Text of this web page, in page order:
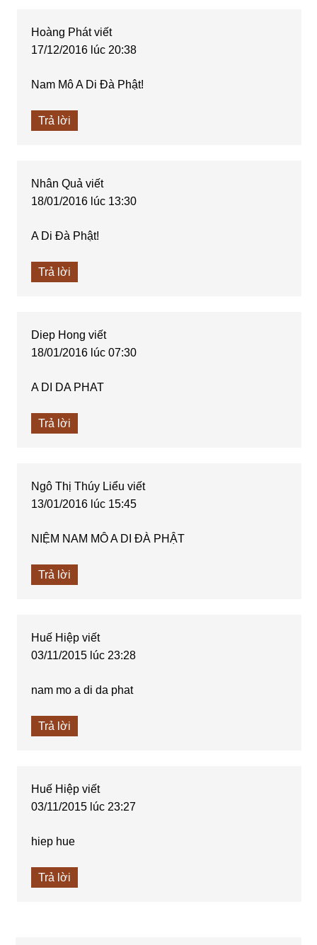
Hoàng Phát viết
17/12/2016 lúc 20:38
Nam Mô A Di Đà Phật!
Trả lời
Nhân Quả viết
18/01/2016 lúc 13:30
A Di Đà Phật!
Trả lời
Diep Hong viết
18/01/2016 lúc 07:30
A DI DA PHAT
Trả lời
Ngô Thị Thúy Liểu viết
13/01/2016 lúc 15:45
NIỆM NAM MÔ A DI ĐÀ PHẬT
Trả lời
Huế Hiệp viết
03/11/2015 lúc 23:28
nam mo a di da phat
Trả lời
Huế Hiệp viết
03/11/2015 lúc 23:27
hiep hue
Trả lời